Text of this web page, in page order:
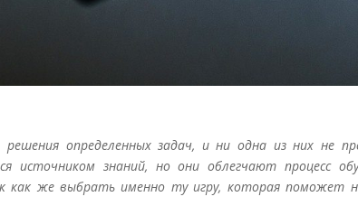
определенных задач, и ни одна из них не
источником знаний, но они облегчают процесс
как же выбрать именно ту игру, которая поможет